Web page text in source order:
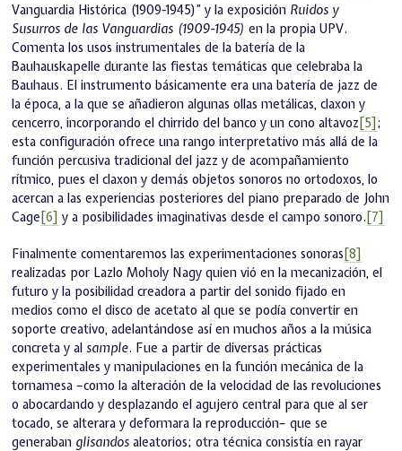
Vanguardia Histórica (1909-1945)” y la exposición Ruidos y
Susurros de las Vanguardias (1909-1945) en la propia UPV.
Comenta los usos instrumentales de la batería de la
Bauhauskapelle durante las fiestas temáticas que celebraba la
Bauhaus. El instrumento básicamente era una batería de jazz de
la época, a la que se añadieron algunas ollas metálicas, claxon y
cencerro, incorporando el chirrido del banco y un cono altavoz [5] ;
esta configuración ofrece una rango interpretativo más allá de la
función percusiva tradicional del jazz y de acompañamiento
rítmico, pues el claxon y demás objetos sonoros no ortodoxos, lo
acercan a las experiencias posteriores del piano preparado de John
Cage [6] y a posibilidades imaginativas desde el campo sonoro. [7]
Finalmente comentaremos las experimentaciones sonoras [8]
realizadas por Lazlo Moholy Nagy quien vió en la mecanización, el
futuro y la posibilidad creadora a partir del sonido fijado en
medios como el disco de acetato al que se podía convertir en
soporte creativo, adelantándose así en muchos años a la música
concreta y alsample. Fue a partir de diversas prácticas
experimentales y manipulaciones en la función mecánica de la
tornamesa –como la alteración de la velocidad de las revoluciones
o abocardando y desplazando el agujero central para que al ser
tocado, se alterara y deformara la reproducción– que se
generaban glisandos aleatorios; otra técnica consistía en rayar